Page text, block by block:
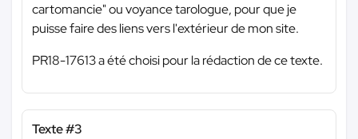
cartomancie" ou voyance tarologue, pour que je
puisse faire des liens vers l'extérieur de mon site.
PR18-17613 a été choisi pour la rédaction de ce texte.
Texte #3